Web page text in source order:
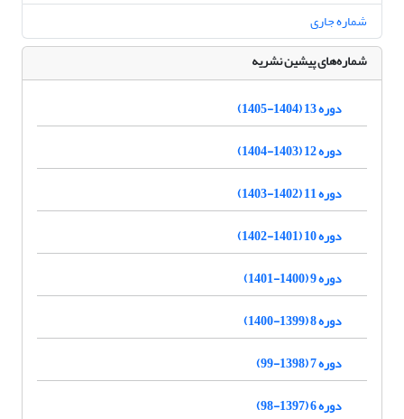
شماره جاری
شماره‌های پیشین نشریه
دوره 13 (1404-1405)
دوره 12 (1403-1404)
دوره 11 (1402-1403)
دوره 10 (1401-1402)
دوره 9 (1400-1401)
دوره 8 (1399-1400)
دوره 7 (1398-99)
دوره 6 (1397-98)